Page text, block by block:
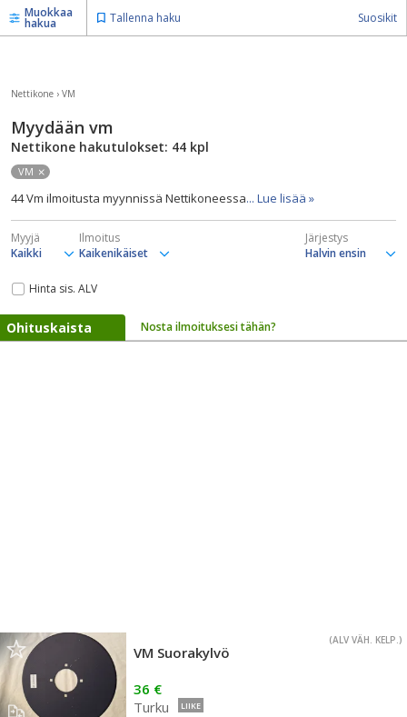
Muokkaa
hakua Tallenna haku Suosikit
Nettikone › VM
Myydään vm
Nettikone hakutulokset: 44 kpl
VM
44 Vm ilmoitusta myynnissä Nettikoneessa... Lue lisää »
Myyjä Ilmoitus Järjestys
Hinta sis. ALV
Ohituskaista Nosta ilmoituksesi tähän?
(ALV VÄH. KELP.)
VM Suorakylvö
36 €
Turku
LIIKE